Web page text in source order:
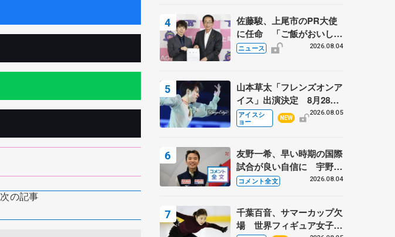
次の記事
に 小林芳子さんが振り返
るスケート人生
佐藤駿、上尾市のPR大使
に任命 「ご飯がおいし
く、住みやすいのが魅力」
ニュース 2026.08.04
山本草太「フレンズオンア
イス」出演決定 8月28日
（金）2公演のみ 荒川静
香さんプロデュース、20
アイスシ
ョー
NEW
2026.08.05
友野一希、早い時期の国際
試合が良い自信に 宇野昌
磨の現役復帰に思っている
トロフィーフリー】
コメント全文 2026.08.04
千葉百音、サマーカップ欠
場 世界フィギュア女子2